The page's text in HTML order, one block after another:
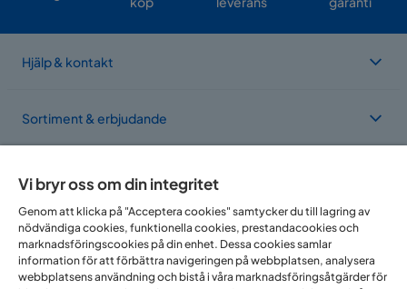
Hjälp & kontakt
Sortiment & erbjudande
Om Trademax
Vi finns i flera länder
Vi bryr oss om din integritet
Genom att klicka på "Acceptera cookies" samtycker du till lagring av
nödvändiga cookies, funktionella cookies, prestandacookies och
marknadsföringscookies på din enhet. Dessa cookies samlar
information för att förbättra navigeringen på webbplatsen, analysera
webbplatsens användning och bistå i våra marknadsföringsåtgärder för